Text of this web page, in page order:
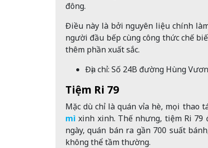
đông.
Điều này là bởi nguyên liệu chính
người đầu bếp cùng công thức chế
thêm phần xuất sắc.
Địa chỉ: Số 24B đường Hùng
Tiệm Ri 79
Mặc dù chỉ là quán vỉa hè, mọi thao
mì xinh xinh. Thế nhưng, tiệm Ri
ngày, quán bán ra gần 700 suất
không thể tầm thường.